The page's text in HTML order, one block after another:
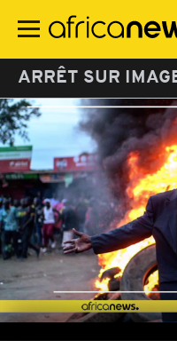
contenu
ARRÊT SUR